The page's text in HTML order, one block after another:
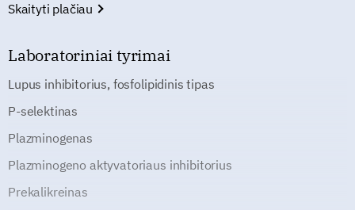
Skaityti plačiau
Laboratoriniai tyrimai
Lupus inhibitorius, fosfolipidinis tipas
P-selektinas
Plazminogenas
Plazminogeno aktyvatoriaus inhibitorius
Prekalikreinas